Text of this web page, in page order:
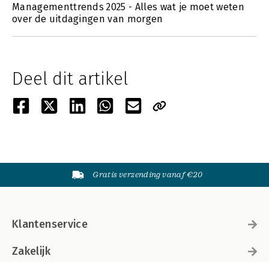
Managementtrends 2025 - Alles wat je moet weten
over de uitdagingen van morgen
Deel dit artikel
Gratis verzending vanaf €20
Klantenservice
Zakelijk